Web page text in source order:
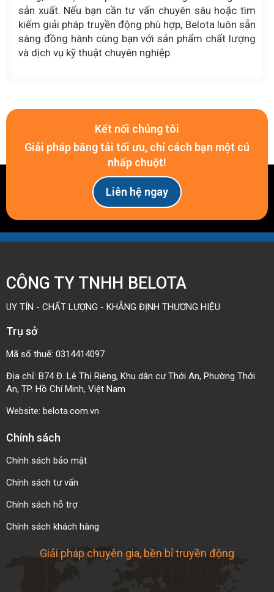
sản xuất. Nếu bạn cần tư vấn chuyên sâu hoặc tìm
kiếm giải pháp truyền động phù hợp, Belota luôn sẵn
sàng đồng hành cùng bạn với sản phẩm chất lượng
và dịch vụ kỹ thuật chuyên nghiệp.
Kết nối chúng tôi
Giải pháp băng tải tối ưu, chỉ cách bạn một cú
nhấp chuột!
Liên hệ ngay
CÔNG TY TNHH BELOTA
UY TÍN - CHẤT LƯỢNG - KHẲNG ĐỊNH THƯƠNG HIỆU
Trụ sở
Mã số thuế: 0314414097
Địa chỉ: B74 Đ. Lê Thị Riêng, Khu dân cư Thới An, Phường Thới
An, TP. Hồ Chí Minh, Việt Nam
Website: belota.com.vn
Chính sách
Chính sách bảo mật
Chính sách tư vấn
Chính sách hỗ trợ
Chính sách khách hàng
Giải pháp chuyên gia, bền bỉ truyền động